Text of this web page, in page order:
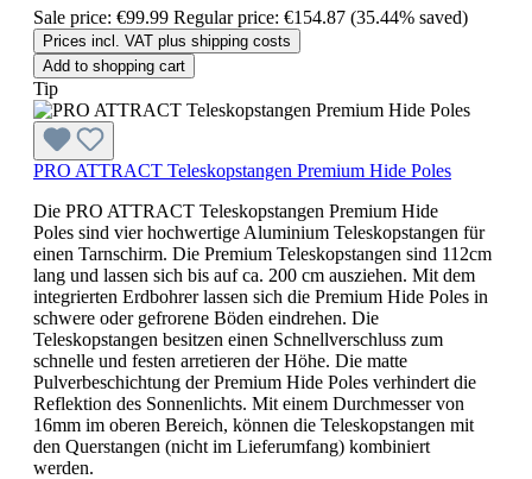
Sale price: €99.99 Regular price: €154.87 (35.44% saved)
Prices incl. VAT plus shipping costs
Add to shopping cart
Tip
PRO ATTRACT Teleskopstangen Premium Hide Poles
Die PRO ATTRACT Teleskopstangen Premium Hide
Poles sind vier hochwertige Aluminium Teleskopstangen für
einen Tarnschirm. Die Premium Teleskopstangen sind 112cm
lang und lassen sich bis auf ca. 200 cm ausziehen. Mit dem
integrierten Erdbohrer lassen sich die Premium Hide Poles in
schwere oder gefrorene Böden eindrehen. Die
Teleskopstangen besitzen einen Schnellverschluss zum
schnelle und festen arretieren der Höhe. Die matte
Pulverbeschichtung der Premium Hide Poles verhindert die
Reflektion des Sonnenlichts. Mit einem Durchmesser von
16mm im oberen Bereich, können die Teleskopstangen mit
den Querstangen (nicht im Lieferumfang) kombiniert
werden.